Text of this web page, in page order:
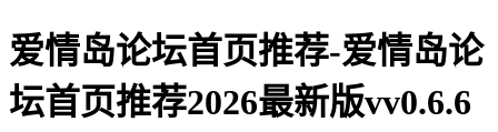
爱情岛论坛首页推荐-爱情岛论
坛首页推荐2026最新版vv0.6.6